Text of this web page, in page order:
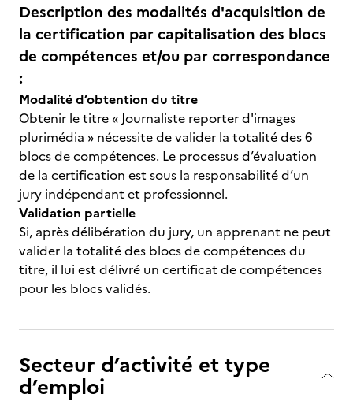
Description des modalités d'acquisition de
la certification par capitalisation des blocs
de compétences et/ou par correspondance
:
Modalité d’obtention du titre
Obtenir le titre « Journaliste reporter d'images
plurimédia » nécessite de valider la totalité des 6
blocs de compétences. Le processus d’évaluation
de la certification est sous la responsabilité d’un
jury indépendant et professionnel.
Validation partielle
Si, après délibération du jury, un apprenant ne peut
valider la totalité des blocs de compétences du
titre, il lui est délivré un certificat de compétences
pour les blocs validés.
Secteur d’activité et type
d’emploi